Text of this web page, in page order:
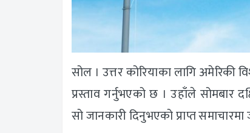
सोल । उत्तर कोरियाका लागि
प्रस्ताव गर्नुभएको छ । उहाँले सोमबार
सो जानकारी दिनुभएको प्राप्त